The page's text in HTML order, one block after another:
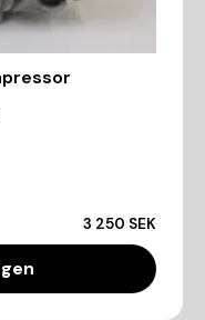
3 250 SEK